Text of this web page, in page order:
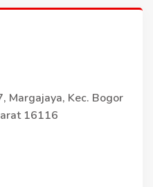
Margajaya, Kec. Bogor
16116